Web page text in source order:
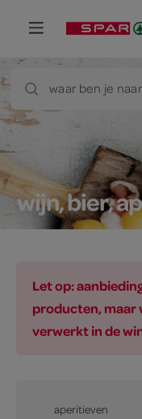
waar ben je
wijn, bier,
Let op:
producten, maar
verwerkt in de
aperitieven